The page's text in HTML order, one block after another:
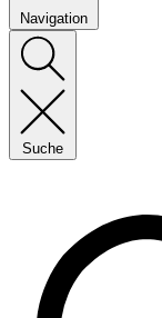
Navigation
Suche